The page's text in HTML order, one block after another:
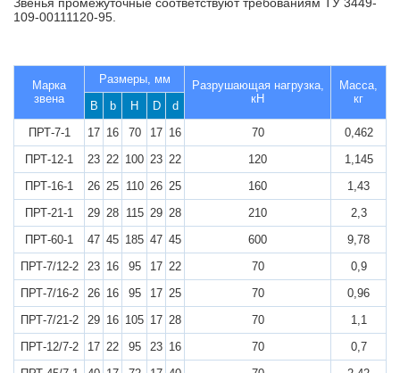
109-00111120-95.
Марка
звена
Размеры, мм
Разрушающая нагрузка,
кН
Масса,
кг
B b H D
d
ПРТ-7-1
17 16 70 17 16 70
0,462
ПРТ-12-1
23 22 100 23 22 120
1,145
ПРТ-16-1
26 25 110 26 25 160
1,43
ПРТ-21-1
29 28 115 29 28 210
2,3
ПРТ-60-1
47 45 185 47 45 600
9,78
ПРТ-7/12-2
23 16 95 17 22 70
0,9
ПРТ-7/16-2
26 16 95 17 25 70
0,96
ПРТ-7/21-2
29 16 105 17 28 70
1,1
ПРТ-12/7-2
17 22 95 23 16 70
0,7